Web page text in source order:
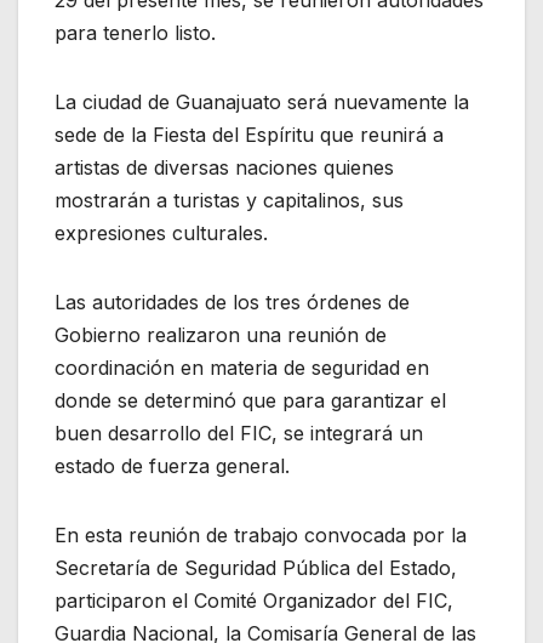
para tenerlo listo.
La ciudad de Guanajuato será nuevamente la
sede de la Fiesta del Espíritu que reunirá a
artistas de diversas naciones quienes
mostrarán a turistas y capitalinos, sus
expresiones culturales.
Las autoridades de los tres órdenes de
Gobierno realizaron una reunión de
coordinación en materia de seguridad en
donde se determinó que para garantizar el
buen desarrollo del FIC, se integrará un
estado de fuerza general.
En esta reunión de trabajo convocada por la
Secretaría de Seguridad Pública del Estado,
participaron el Comité Organizador del FIC,
Guardia Nacional, la Comisaría General de las